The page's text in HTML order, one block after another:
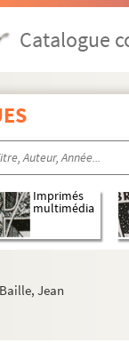
Catalogue
Imprimés
multimédia
Jean